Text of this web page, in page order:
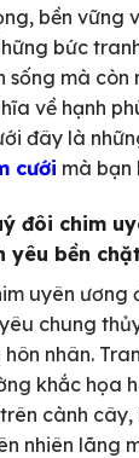
bền vững
bức
sống mà còn
về hạnh
đây là
cưới mà bạn
đôi chim
yêu bền chặt
uyên ương
chung
nhân.
khắc họa
cành cây,
nhiên lãng